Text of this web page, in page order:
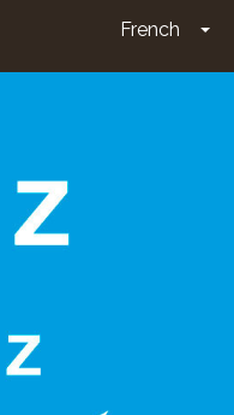
French
Main